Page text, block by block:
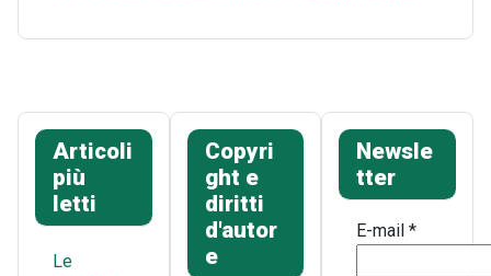
Articoli
più
letti
Le
Copyri
ght e
diritti
d'autor
e
Newsle
tter
E-mail*